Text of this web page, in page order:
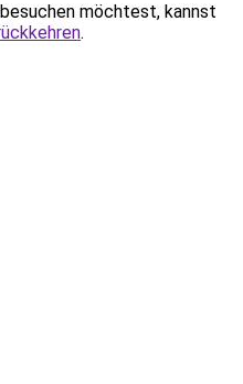
möchtest, kannst
.